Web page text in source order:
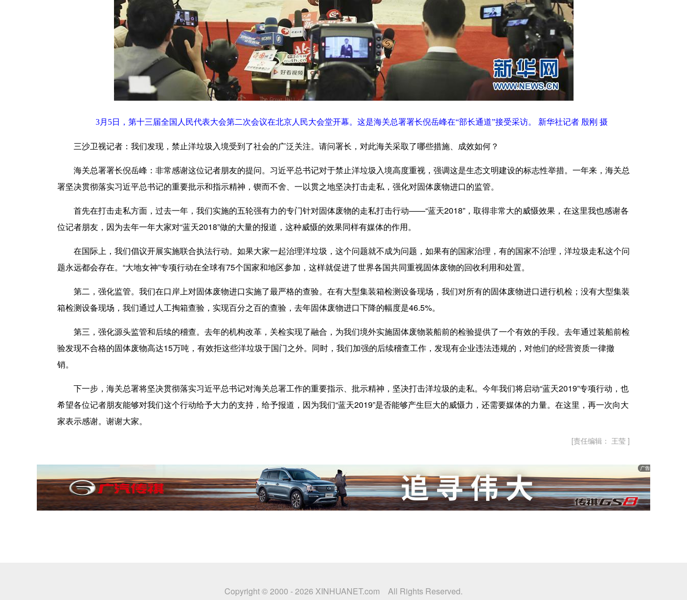
3月5日，第十三届全国人民代表大会第二次会议在北京人民大会堂开幕。这是海关总署署长倪岳峰在“部长通道”接受采访。 新华社记者 殷刚 摄
三沙卫视记者 ：我们发现，禁止洋垃圾入境受到了社会的广泛关注。请问署长，对此海关采取了哪些措施、成效如何？
海关总署署长倪岳峰 ：非常感谢这位记者朋友的提问。习近平总书记对于禁止洋垃圾入境高度重视，强调这是生态文明建设的标志性举措。一年来，海关总
署坚决贯彻落实习近平总书记的重要批示和指示精神，锲而不舍、一以贯之地坚决打击走私，强化对固体废物进口的监管。
首先在打击走私方面，过去一年，我们实施的五轮强有力的专门针对固体废物的走私打击行动——“蓝天2018”，取得非常大的威慑效果，在这里我也感谢各
位记者朋友，因为去年一年大家对“蓝天2018”做的大量的报道，这种威慑的效果同样有媒体的作用。
在国际上，我们倡议开展实施联合执法行动。如果大家一起治理洋垃圾，这个问题就不成为问题，如果有的国家治理，有的国家不治理，洋垃圾走私这个问
题永远都会存在。“大地女神”专项行动在全球有75个国家和地区参加，这样就促进了世界各国共同重视固体废物的回收利用和处置。
第二，强化监管。我们在口岸上对固体废物进口实施了最严格的查验。在有大型集装箱检测设备现场，我们对所有的固体废物进口进行机检；没有大型集装
箱检测设备现场，我们通过人工掏箱查验，实现百分之百的查验，去年固体废物进口下降的幅度是46.5%。
第三，强化源头监管和后续的稽查。去年的机构改革，关检实现了融合，为我们境外实施固体废物装船前的检验提供了一个有效的手段。去年通过装船前检
验发现不合格的固体废物高达15万吨，有效拒这些洋垃圾于国门之外。同时，我们加强的后续稽查工作，发现有企业违法违规的，对他们的经营资质一律撤
销。
下一步，海关总署将坚决贯彻落实习近平总书记对海关总署工作的重要指示、批示精神，坚决打击洋垃圾的走私。今年我们将启动“蓝天2019”专项行动，也
希望各位记者朋友能够对我们这个行动给予大力的支持，给予报道，因为我们“蓝天2019”是否能够产生巨大的威慑力，还需要媒体的力量。在这里，再一次向大
家表示感谢。谢谢大家。
[责任编辑： 王莹 ]
Copyright © 2000 -2026 XINHUANET.com All Rights Reserved.